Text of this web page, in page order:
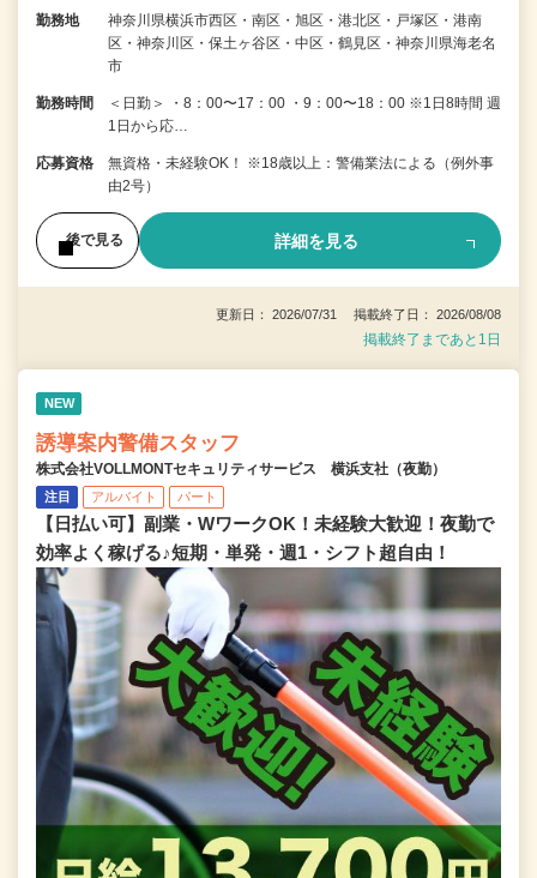
勤務地
神奈川県横浜市西区・南区・旭区・港北区・戸塚区・港南
区・神奈川区・保土ヶ谷区・中区・鶴見区・神奈川県海老名
市
勤務時間
＜日勤＞ ・8：00〜17：00 ・9：00〜18：00 ※1日8時間 週
1日から応…
応募資格
無資格・未経験OK！ ※18歳以上：警備業法による（例外事
由2号）
後で見る 詳細を見る
更新日： 2026/07/31 掲載終了日： 2026/08/08
掲載終了まであと1日
NEW
誘導案内警備スタッフ
株式会社VOLLMONTセキュリティサービス 横浜支社（夜勤）
注目 アルバイト パート
【日払い可】副業・WワークOK！未経験大歓迎！夜勤で
効率よく稼げる♪短期・単発・週1・シフト超自由！